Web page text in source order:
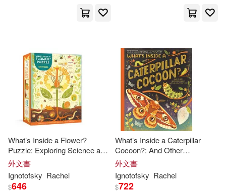
What’s Inside a Flower?
Puzzle: Exploring Science and
Nature 500-Piece Jigsaw
Puzzle Jigsaw Puzzles for
Adults and Jigsaw Puzzles for
Kids
外文書
Ignotofsky Rachel
$646
What’s Inside a Caterpillar
Cocoon?: And Other
Questions about Moths &
Butterflies
外文書
Ignotofsky Rachel
$722